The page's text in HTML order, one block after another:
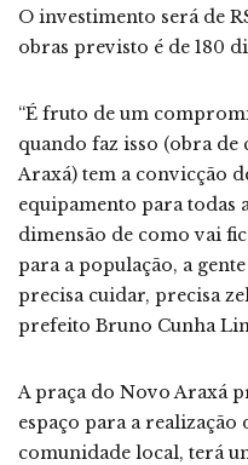
O investimento será de
obras previsto é de 180
“É fruto de um
quando faz isso (obra
Araxá) tem a convicção
equipamento para todas
dimensão de como vai
para a população, a
precisa cuidar, precisa
prefeito Bruno Cunha
A praça do Novo Araxá
espaço para a realização
comunidade local, terá